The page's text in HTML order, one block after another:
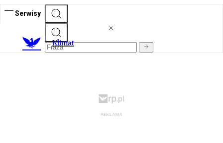
Serwisy
Klimat